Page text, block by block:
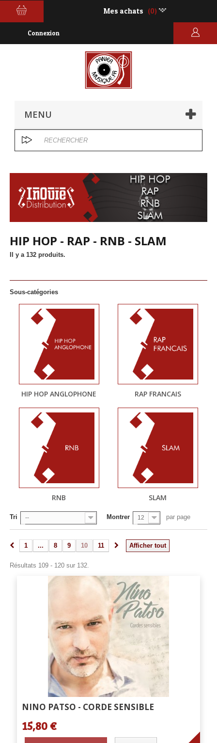
Mes achats (0)
Connexion
MENU
HIP HOP - RAP - RNB - SLAM
Il y a 132 produits.
Sous-catégories
HIP HOP ANGLOPHONE RAP FRANCAIS
RNB SLAM
Tri -- Montrer 12 par page
Afficher tout
1 ... 8 9 10 11
Résultats 109 - 120 sur 132.
NINO PATSO - CORDE SENSIBLE
15,80 €